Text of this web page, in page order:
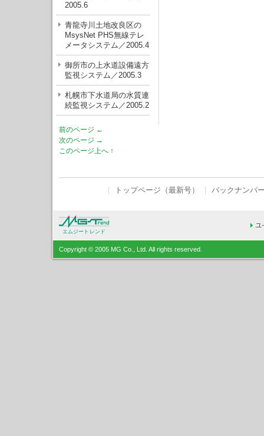
2005.6
青龍寺川土地改良区の
MsysNet PHS無線テレ
メータシステム／2005.4
御所市の上水道設備遠方
監視システム／2005.3
札幌市下水道局の水質連
続監視システム／2005.2
前のページ ←
次のページ →
このページ上へ ↑
トップページ（最新号） バックナンバ
エムジートレンド
Copyright © 2005 MG Co., Ltd. All rights reserved.